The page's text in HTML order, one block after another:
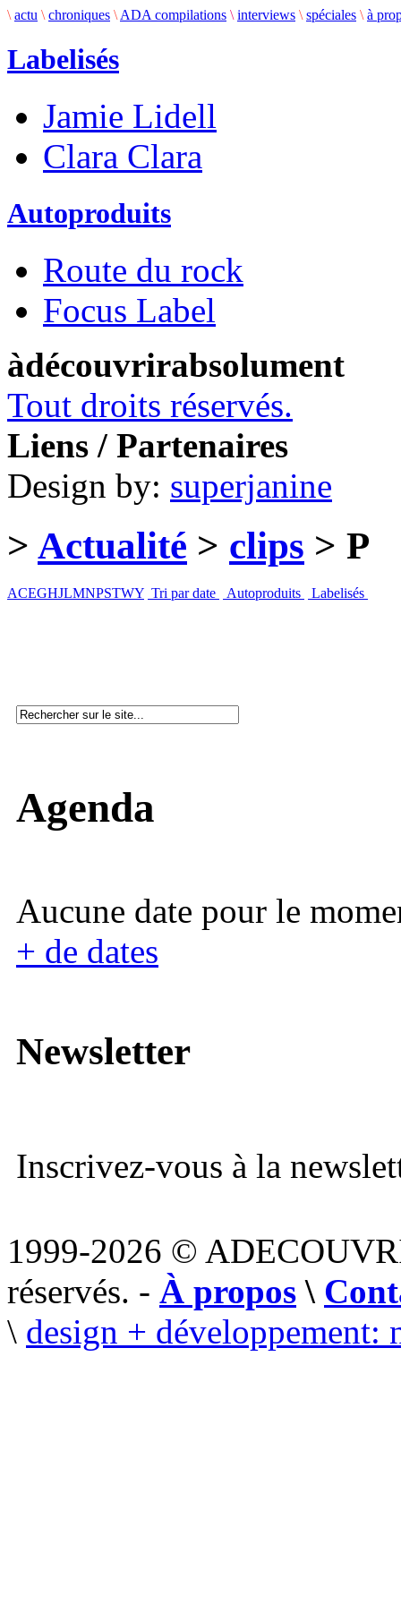
\ actu \ chroniques \ ADA compilations \ interviews \ spéciales \ à
Labelisés
Jamie Lidell
Clara Clara
Autoproduits
Route du rock
Focus Label
àdécouvrirabsolument
Tout droits réservés.
Liens / Partenaires
Design by: superjanine
> Actualité > clips > P
ACEGHJLMNPSTWY Tri par date Autoproduits Labelisés
Agenda
Aucune date pour le
+ de dates
Newsletter
Inscrivez-vous à la
1999-2026 ©
réservés. - À propos \
\ design + développement: